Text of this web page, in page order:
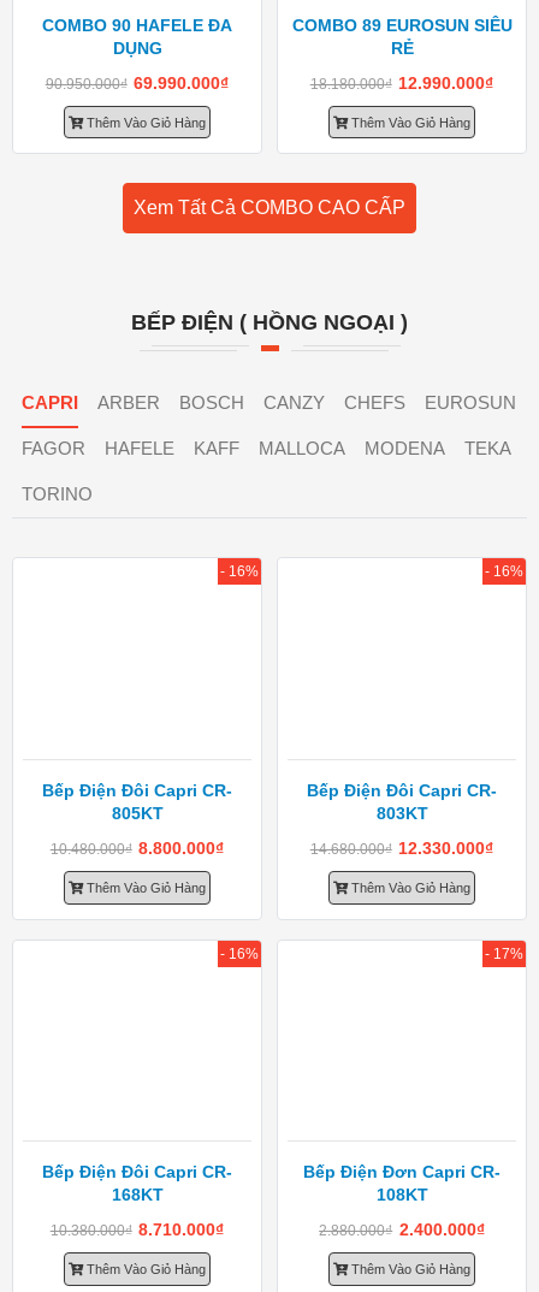
COMBO 90 HAFELE ĐA
DỤNG
90.950.000₫ 69.990.000₫
Thêm Vào Giỏ Hàng
COMBO 89 EUROSUN SIÊU
RẺ
18.180.000₫ 12.990.000₫
Thêm Vào Giỏ Hàng
Xem Tất Cả COMBO CAO CẤP
BẾP ĐIỆN ( HỒNG NGOẠI )
CAPRI ARBER BOSCH CANZY CHEFS EUROSUN
FAGOR HAFELE KAFF MALLOCA MODENA TEKA
TORINO
Bếp Điện Đôi Capri CR-
805KT
10.480.000₫ 8.800.000₫
Thêm Vào Giỏ Hàng
- 16%
Bếp Điện Đôi Capri CR-
803KT
14.680.000₫ 12.330.000₫
Thêm Vào Giỏ Hàng
- 16%
Bếp Điện Đôi Capri CR-
168KT
10.380.000₫ 8.710.000₫
Thêm Vào Giỏ Hàng
- 16%
Bếp Điện Đơn Capri CR-
108KT
2.880.000₫ 2.400.000₫
Thêm Vào Giỏ Hàng
- 17%